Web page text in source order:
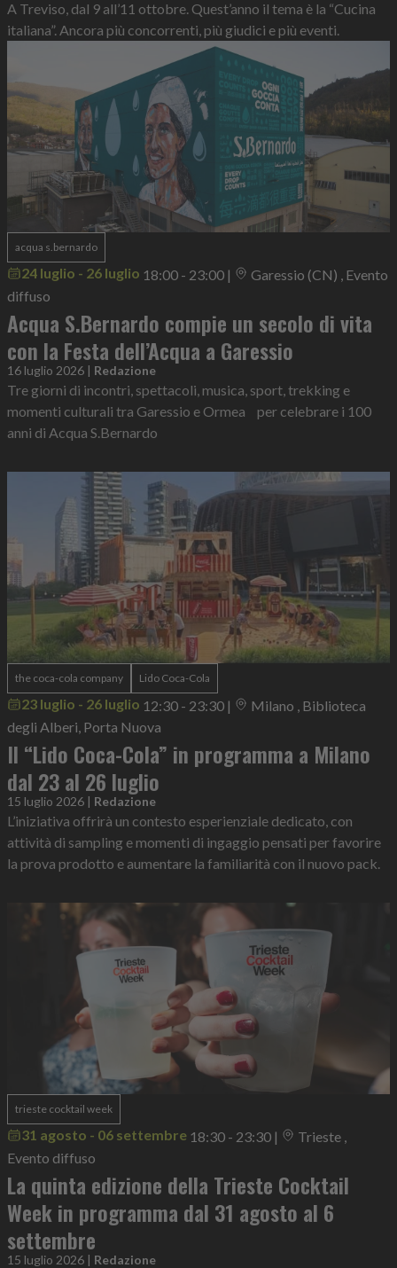
A Treviso, dal 9 all’11 ottobre. Quest’anno il tema è la “Cucina
italiana”. Ancora più concorrenti, più giudici e più eventi.
acqua s.bernardo
24 luglio - 26 luglio 18:00 - 23:00 |
Garessio (CN) , Evento
diffuso
Acqua S.Bernardo compie un secolo di vita
con la Festa dell’Acqua a Garessio
16 luglio 2026 | Redazione
Tre giorni di incontri, spettacoli, musica, sport, trekking e
momenti culturali tra Garessio e Ormea per celebrare i 100
anni di Acqua S.Bernardo
the coca-cola company Lido Coca-Cola
23 luglio - 26 luglio 12:30 - 23:30 |
Milano , Biblioteca
degli Alberi, Porta Nuova
Il “Lido Coca-Cola” in programma a Milano
dal 23 al 26 luglio
15 luglio 2026 | Redazione
L’iniziativa offrirà un contesto esperienziale dedicato, con
attività di sampling e momenti di ingaggio pensati per favorire
la prova prodotto e aumentare la familiarità con il nuovo pack.
trieste cocktail week
31 agosto - 06 settembre 18:30 - 23:30 |
Trieste ,
Evento diffuso
La quinta edizione della Trieste Cocktail
Week in programma dal 31 agosto al 6
settembre
15 luglio 2026 | Redazione